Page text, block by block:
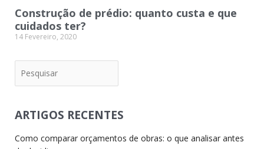
Construção de prédio: quanto custa e que
cuidados ter?
14 Fevereiro, 2020
ARTIGOS RECENTES
Como comparar orçamentos de obras: o que analisar antes